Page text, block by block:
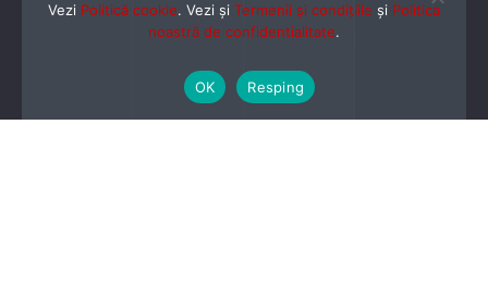
Vezi Politică cookie. Vezi și Termenii și condițiile și Politica
noastră de confidentialitate.
OK Resping